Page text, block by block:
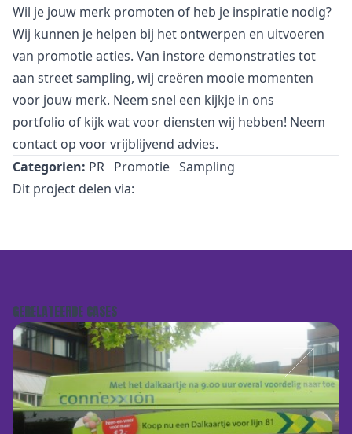
Wil je jouw merk promoten of heb je inspiratie nodig?
Wij kunnen je helpen bij het ontwerpen en uitvoeren
van promotie acties. Van instore demonstraties tot
aan street sampling, wij creëren mooie momenten
voor jouw merk. Neem snel een kijkje in ons
portfolio of kijk wat voor diensten wij hebben! Neem
contact op voor vrijblijvend advies.
Categorien: PR Promotie Sampling
Dit project delen via:
GERELATEERDE CASES